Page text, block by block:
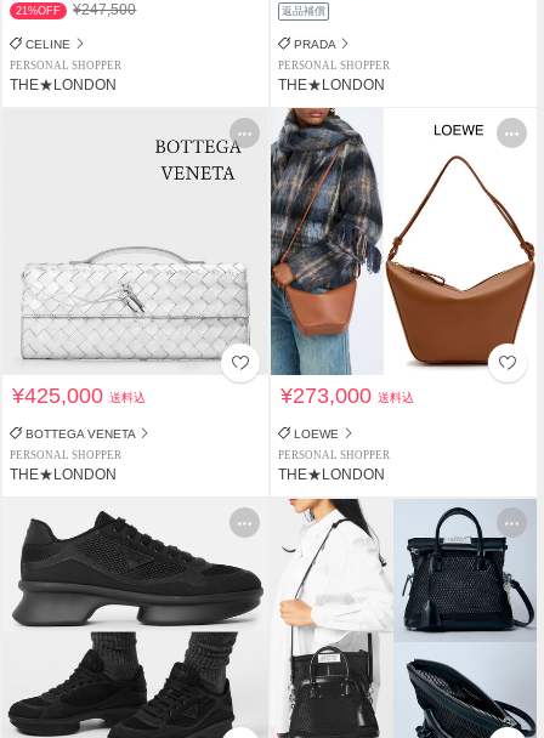
21%OFF ¥247,500
CELINE
PERSONAL SHOPPER
THE★LONDON
返品補償
PRADA
PERSONAL SHOPPER
THE★LONDON
¥425,000送料込
BOTTEGA VENETA
PERSONAL SHOPPER
THE★LONDON
¥273,000送料込
LOEWE
PERSONAL SHOPPER
THE★LONDON